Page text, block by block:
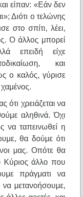
είπαν: «Εάν δεν
Διότι ο τελώνης
στο σπίτι, λέει,
Ο άλλος μπορεί
επειδή είχε
και
ο καλός, γύρισε
ότι χρειάζεται να
αληθινά. Όχι
να ταπεινωθεί η
θα δούμε ότι
μας. Οπότε θα
Κύριος άλλο που
πράγματι να
μετανοήσουμε,